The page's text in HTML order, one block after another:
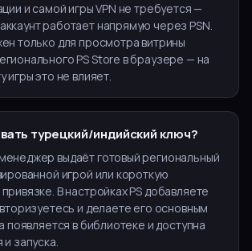
и самой игры VPN не требуется —
работает напрямую через PSN.
только для просмотра витрины
PS Store в браузере — на
игры это не влияет.
турецкий/индийский ключ?
выдаёт готовый региональный
игрой или короткую
В настройках PS добавляете
и делаете его основным
появляется в библиотеке и доступна
и запуска.